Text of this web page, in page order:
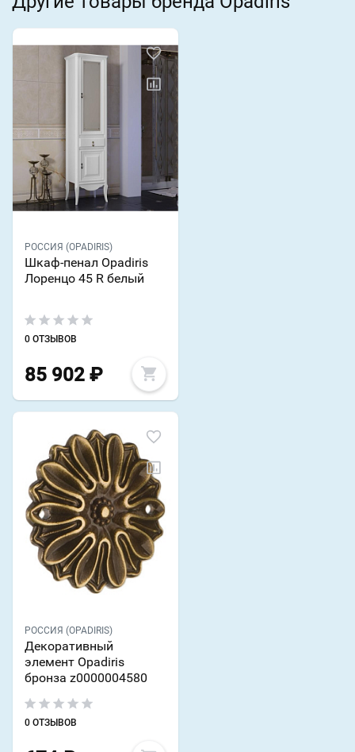
РОССИЯ (OPADIRIS)
Шкаф-пенал Opadiris
Лоренцо 45 R белый
0 ОТЗЫВОВ
85 902 ₽
РОССИЯ (OPADIRIS)
Декоративный
элемент Opadiris
бронза z0000004580
0 ОТЗЫВОВ